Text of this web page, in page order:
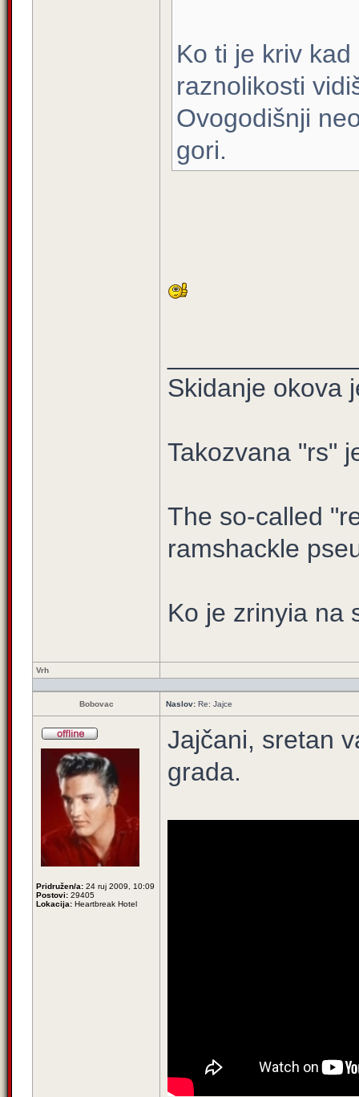
Ko ti je kriv
raznolikosti
Ovogodišnji
gori.
Skidanje okova
Takozvana "rs"
The so-called
ramshackle
Ko je zrinyia na
Vrh
Bobovac Naslov: Re: Jajce
Pridružen/a: 24 ruj 2009, 10:09
Postovi: 29405
Lokacija: Heartbreak Hotel
Jajčani, sretan
grada.